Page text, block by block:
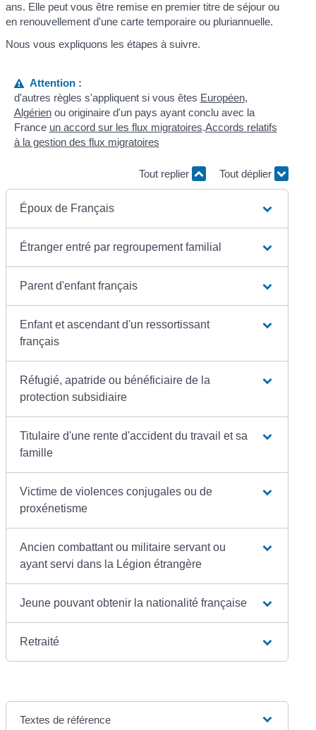
ans. Elle peut vous être remise en premier titre de séjour ou
en renouvellement d'une carte temporaire ou pluriannuelle.
Nous vous expliquons les étapes à suivre.
Attention :
d'autres règles s'appliquent si vous êtes Européen,
Algérienou originaire d'un pays ayant conclu avec la
France un accord sur les flux migratoires.Accords relatifs
à la gestion des flux migratoires
Tout replier Tout déplier
Époux de Français
Étranger entré par regroupement familial
Parent d'enfant français
Enfant et ascendant d'un ressortissant
français
Réfugié, apatride ou bénéficiaire de la
protection subsidiaire
Titulaire d'une rente d'accident du travail et sa
famille
Victime de violences conjugales ou de
proxénetisme
Ancien combattant ou militaire servant ou
ayant servi dans la Légion étrangère
Jeune pouvant obtenir la nationalité française
Retraité
Textes de référence